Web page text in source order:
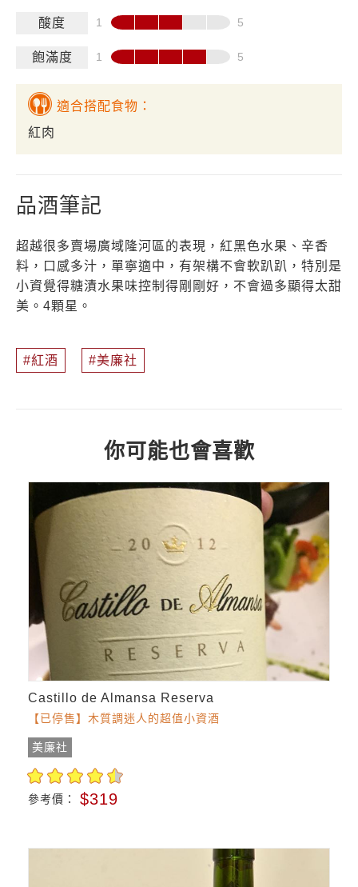
酸度
飽滿度
適合搭配食物：
紅肉
品酒筆記
超越很多賣場廣域隆河區的表現，紅黑色水果、辛香
料，口感多汁，單寧適中，有架構不會軟趴趴，特別是
小資覺得糖漬水果味控制得剛剛好，不會過多顯得太甜
美。4顆星。
紅酒 美廉社
你可能也會喜歡
Castillo de Almansa Reserva
【已停售】木質調迷人的超值小資酒
美廉社
參考價： $319